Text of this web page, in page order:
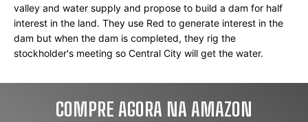
valley and water supply and propose to build a dam for half
interest in the land. They use Red to generate interest in the
dam but when the dam is completed, they rig the
stockholder's meeting so Central City will get the water.
COMPRE AGORA NA AMAZON